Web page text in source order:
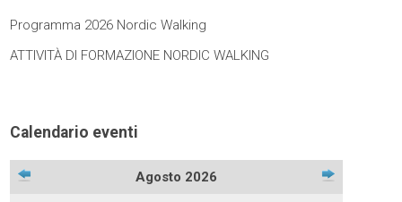
Programma 2026 Nordic Walking
ATTIVITÀ DI FORMAZIONE NORDIC WALKING
Calendario eventi
Agosto 2026